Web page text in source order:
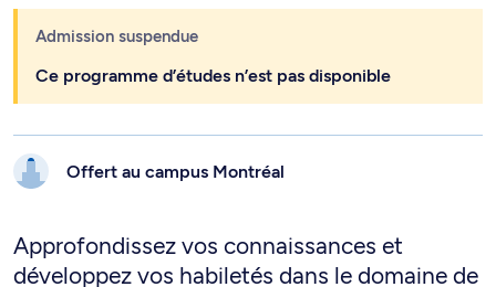
Admission suspendue
Ce programme d’études n’est pas disponible
Offert au campus Montréal
Approfondissez vos connaissances et
développez vos habiletés dans le domaine de